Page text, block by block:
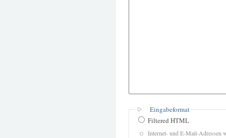
Eingabeformat
Filtered HTML
Internet- und E-Mail-Adressen